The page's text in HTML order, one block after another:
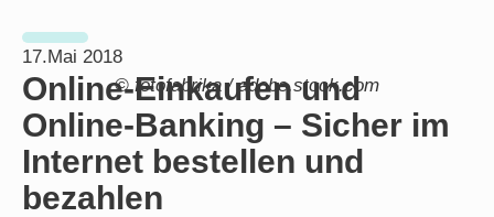
© fotofabrika / adobe.stock.com
17.Mai 2018
Online-Einkaufen und
Online-Banking – Sicher im
Internet bestellen und
bezahlen